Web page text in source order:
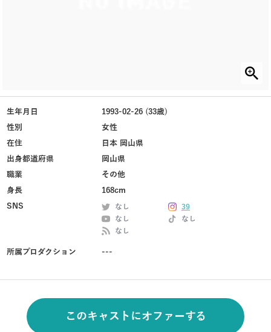
生年月日
1993-02-26 (33歳)
性別
女性
在住
日本 岡山県
出身都道府県
岡山県
職業
その他
身長
168cm
SNS
なし
39
なし
なし
なし
所属プロダクション ---
このキャストにオファーする